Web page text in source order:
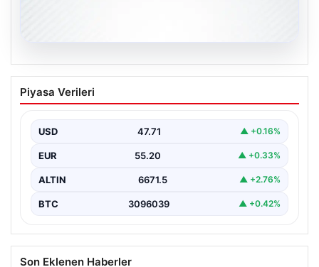
Galatasaray açıkladı: Sosyal medya
hesaplarına suç duyurusu!
Hukuki Adım Attı”, “content”: “ Galatasaray Spor…
Piyasa Verileri
USD 47.71 ▲ +0.16%
EUR 55.20 ▲ +0.33%
ALTIN 6671.5 ▲ +2.76%
BTC 3096039 ▲ +0.42%
Son Eklenen Haberler